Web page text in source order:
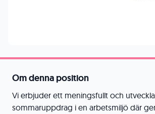
Om denna position
Vi erbjuder ett meningsfullt och
sommaruppdrag i en arbetsmiljö där